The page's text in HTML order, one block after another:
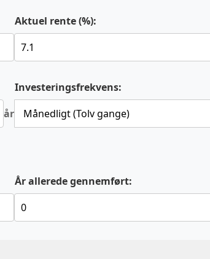
Aktuel rente (%):
år
Investeringsfrekvens:
År allerede gennemført: